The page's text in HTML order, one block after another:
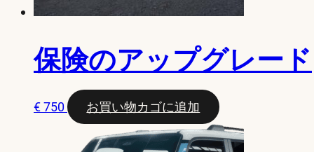
保険のアップグレード
€750 お買い物カゴに追加